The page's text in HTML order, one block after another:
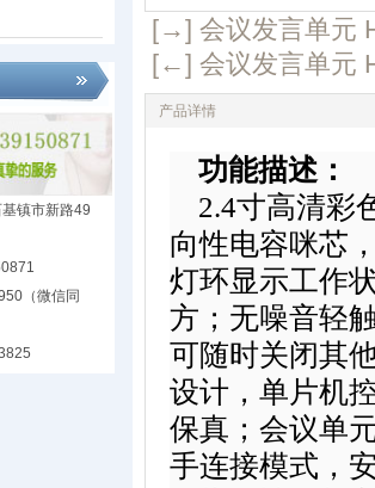
镇市新路49
（微信同
[→] 会议发言单元
[←] 会议发言单元
产品详情
功能描述：
2.4寸高清彩
向性电容咪芯
灯环显示工作
方；无噪音轻
可随时关闭其
设计，单片机
保真；会议单
手连接模式，